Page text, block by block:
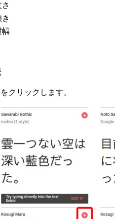
幅
クリックします。